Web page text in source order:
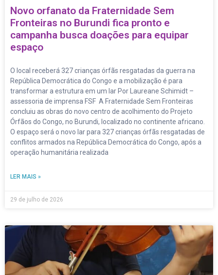
Novo orfanato da Fraternidade Sem
Fronteiras no Burundi fica pronto e
campanha busca doações para equipar
espaço
O local receberá 327 crianças órfãs resgatadas da guerra na
República Democrática do Congo e a mobilização é para
transformar a estrutura em um lar Por Laureane Schimidt –
assessoria de imprensa FSF A Fraternidade Sem Fronteiras
concluiu as obras do novo centro de acolhimento do Projeto
Órfãos do Congo, no Burundi, localizado no continente africano.
O espaço será o novo lar para 327 crianças órfãs resgatadas de
conflitos armados na República Democrática do Congo, após a
operação humanitária realizada
LER MAIS »
29 de julho de 2026